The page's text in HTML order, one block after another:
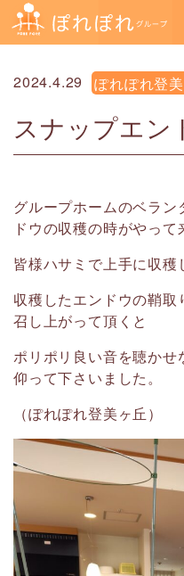
2024.4.29 ぽれぽれ登
スナップエン
グループホームのベラ
ドウの収穫の時がやって
皆様ハサミで上手に収穫
収穫したエンドウの鞘
召し上がって頂くと
ポリポリ良い音を聴かせ
仰って下さいました。
（ぽれぽれ登美ヶ丘）